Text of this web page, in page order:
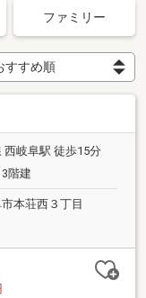
ファミリー
西岐阜駅 徒歩15分
階建
本荘西３丁目